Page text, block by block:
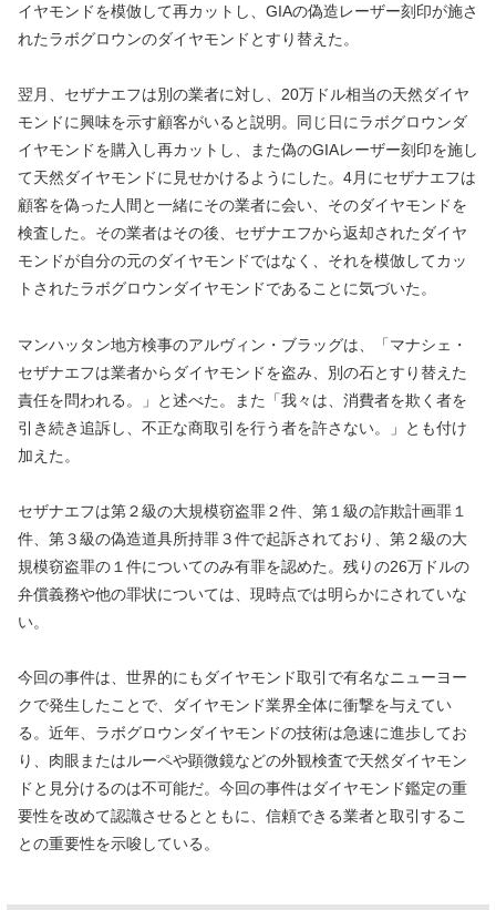
イヤモンドを模倣して再カットし、GIAの偽造レーザー刻印が施さ
れたラボグロウンのダイヤモンドとすり替えた。
翌月、セザナエフは別の業者に対し、20万ドル相当の天然ダイヤ
モンドに興味を示す顧客がいると説明。同じ日にラボグロウンダ
イヤモンドを購入し再カットし、また偽のGIAレーザー刻印を施し
て天然ダイヤモンドに見せかけるようにした。4月にセザナエフは
顧客を偽った人間と一緒にその業者に会い、そのダイヤモンドを
検査した。その業者はその後、セザナエフから返却されたダイヤ
モンドが自分の元のダイヤモンドではなく、それを模倣してカッ
トされたラボグロウンダイヤモンドであることに気づいた。
マンハッタン地方検事のアルヴィン・ブラッグは、「マナシェ・
セザナエフは業者からダイヤモンドを盗み、別の石とすり替えた
責任を問われる。」と述べた。また「我々は、消費者を欺く者を
引き続き追訴し、不正な商取引を行う者を許さない。」とも付け
加えた。
セザナエフは第２級の大規模窃盗罪２件、第１級の詐欺計画罪１
件、第３級の偽造道具所持罪３件で起訴されており、第２級の大
規模窃盗罪の１件についてのみ有罪を認めた。残りの26万ドルの
弁償義務や他の罪状については、現時点では明らかにされていな
い。
今回の事件は、世界的にもダイヤモンド取引で有名なニューヨー
クで発生したことで、ダイヤモンド業界全体に衝撃を与えてい
る。近年、ラボグロウンダイヤモンドの技術は急速に進歩してお
り、肉眼またはルーペや顕微鏡などの外観検査で天然ダイヤモン
ドと見分けるのは不可能だ。今回の事件はダイヤモンド鑑定の重
要性を改めて認識させるとともに、信頼できる業者と取引するこ
との重要性を示唆している。